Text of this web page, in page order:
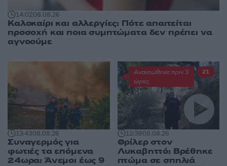
14:0208.08.26
Καλοκαίρι και αλλεργίες: Πότε απαιτείται
προσοχή και ποια συμπτώματα δεν πρέπει να
αγνοούμε
13:4308.08.26
Συναγερμός για
φωτιές τα επόμενα
24ωρα: Άνεμοι έως 9
12:3908.08.26
Θρίλερ στον
Λυκαβηττό: Βρέθηκε
πτώμα σε σπηλιά
Ανανεώθηκε πριν 3
ώρες
21